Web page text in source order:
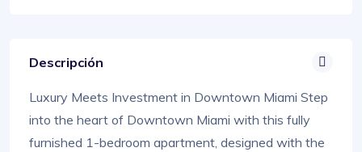
Descripción
Luxury Meets Investment in Downtown Miami Step
into the heart of Downtown Miami with this fully
furnished 1-bedroom apartment, designed with the